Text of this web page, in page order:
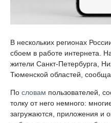
В нескольких регионах
сбоем в работе интернета.
жители Санкт-Петербурга,
Тюменской областей,
По словам пользователей,
толку от него немного:
загружаются, приложения и